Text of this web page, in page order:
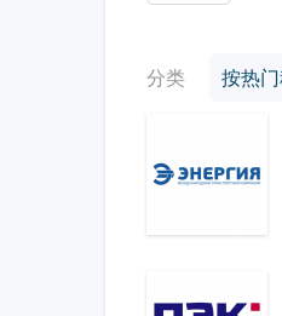
分类 按热